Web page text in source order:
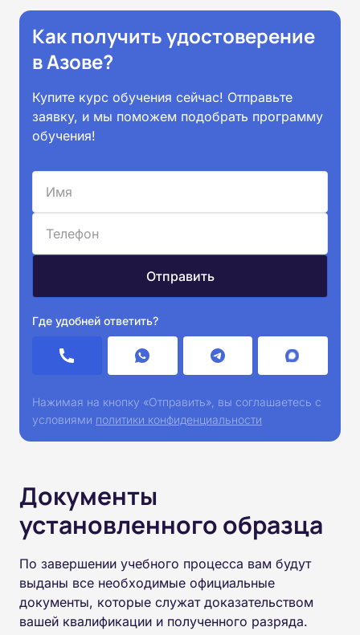
Как получить удостоверение
в Азове?
Купите курс обучения сейчас! Отправьте
заявку, и мы поможем подобрать программу
обучения!
Где удобней ответить?
Нажимая на кнопку «Отправить», вы соглашаетесь с
условиями политики конфиденциальности
Документы
установленного образца
По завершении учебного процесса вам будут
выданы все необходимые официальные
документы, которые служат доказательством
вашей квалификации и полученного разряда.